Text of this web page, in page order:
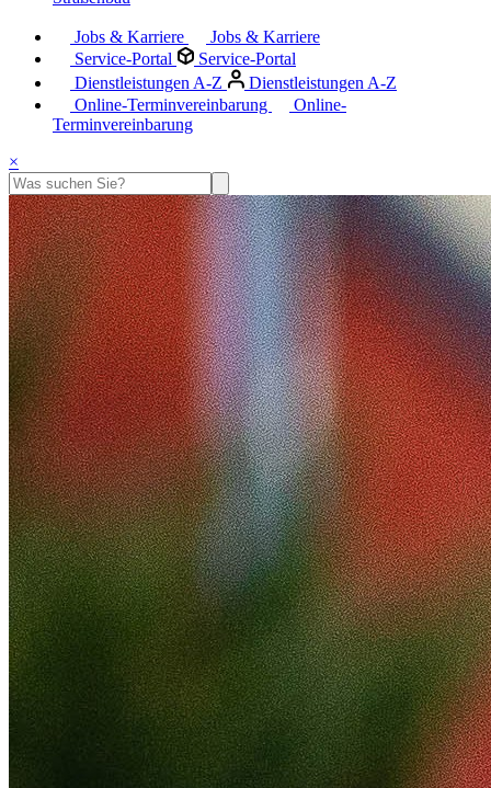
Jobs & Karriere
Jobs & Karriere
Service-Portal
Service-Portal
Dienstleistungen A-Z
Dienstleistungen A-Z
Online-Terminvereinbarung
Online-
Terminvereinbarung
×